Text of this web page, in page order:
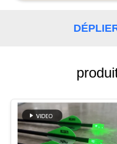
CONTACTEZ-
DEMANDEZ
UNE
CITATION